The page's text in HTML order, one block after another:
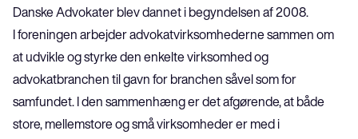
Danske Advokater blev dannet i begyndelsen af 2008.
I foreningen arbejder advokatvirksomhederne sammen om
at udvikle og styrke den enkelte virksomhed og
advokatbranchen til gavn for branchen såvel som for
samfundet. I den sammenhæng er det afgørende, at både
store, mellemstore og små virksomheder er med i